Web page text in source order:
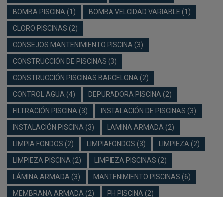
BOMBA PISCINA (1) BOMBA VELCIDAD VARIABLE (1)
CLORO PISCINAS (2)
CONSEJOS MANTENIMIENTO PISCINA (3)
CONSTRUCCIÓN DE PISCINAS (3)
CONSTRUCCIÓN PISCINAS BARCELONA (2)
CONTROL AGUA (4) DEPURADORA PISCINA (2)
FILTRACIÓN PISCINA (3) INSTALACIÓN DE PISCINAS (3)
INSTALACIÓN PISCINA (3) LAMINA ARMADA (2)
LIMPIA FONDOS (2) LIMPIAFONDOS (3) LIMPIEZA (2)
LIMPIEZA PISCINA (2) LIMPIEZA PISCINAS (2)
LÁMINA ARMADA (3) MANTENIMIENTO PISCINAS (6)
MEMBRANA ARMADA (2) PH PISCINA (2)